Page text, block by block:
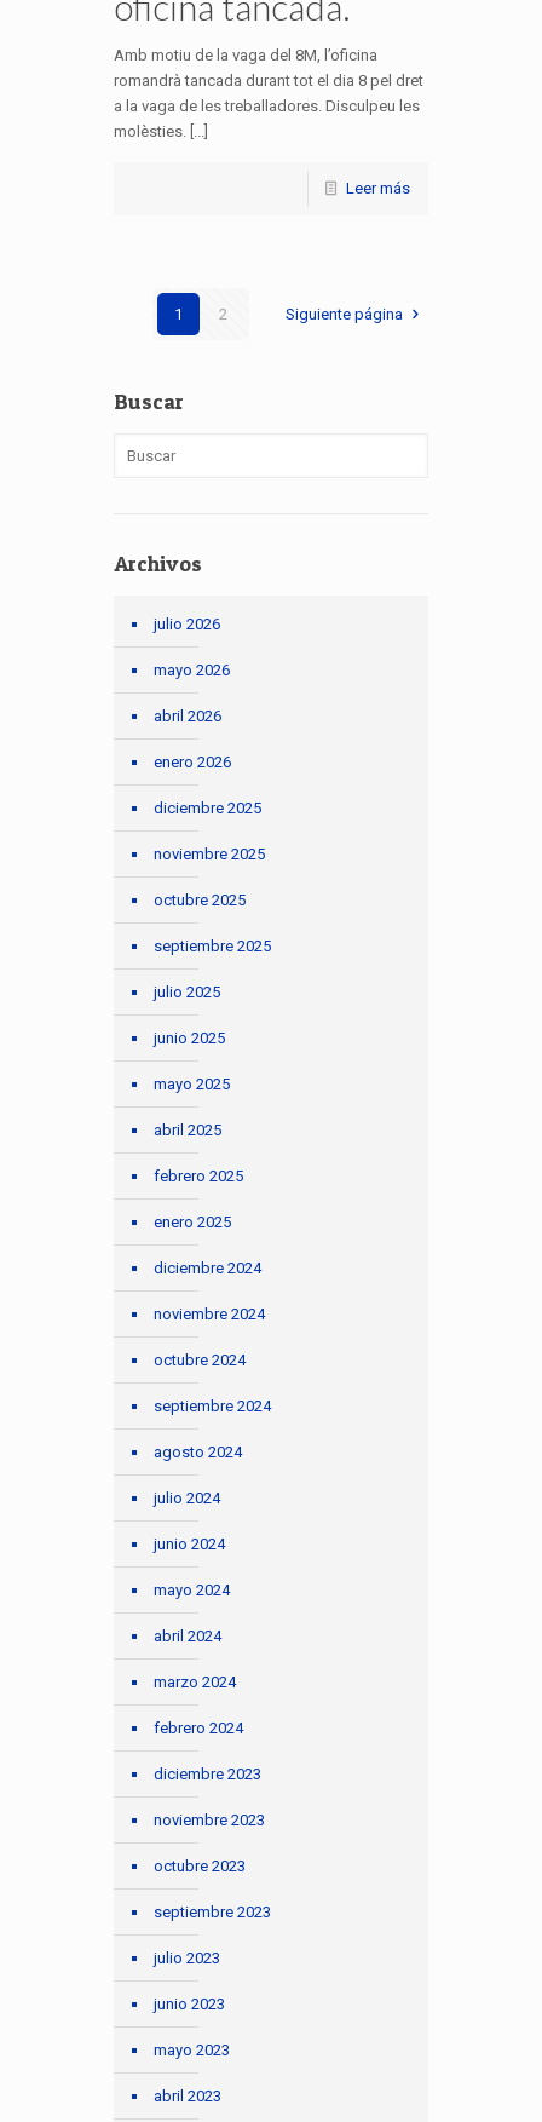
Amb motiu de la vaga del 8M, l’oficina
romandrà tancada durant tot el dia 8 pel dret
a la vaga de les treballadores. Disculpeu les
molèsties. [...]
Leer más
1 2 Siguiente página
Buscar
Archivos
julio 2026
mayo 2026
abril 2026
enero 2026
diciembre 2025
noviembre 2025
octubre 2025
septiembre 2025
julio 2025
junio 2025
mayo 2025
abril 2025
febrero 2025
enero 2025
diciembre 2024
noviembre 2024
octubre 2024
septiembre 2024
agosto 2024
julio 2024
junio 2024
mayo 2024
abril 2024
marzo 2024
febrero 2024
diciembre 2023
noviembre 2023
octubre 2023
septiembre 2023
julio 2023
junio 2023
mayo 2023
abril 2023